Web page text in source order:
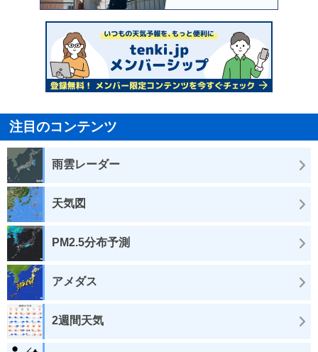
注目のコンテンツ
雨雲レーダー
天気図
PM2.5分布予測
アメダス
2週間天気